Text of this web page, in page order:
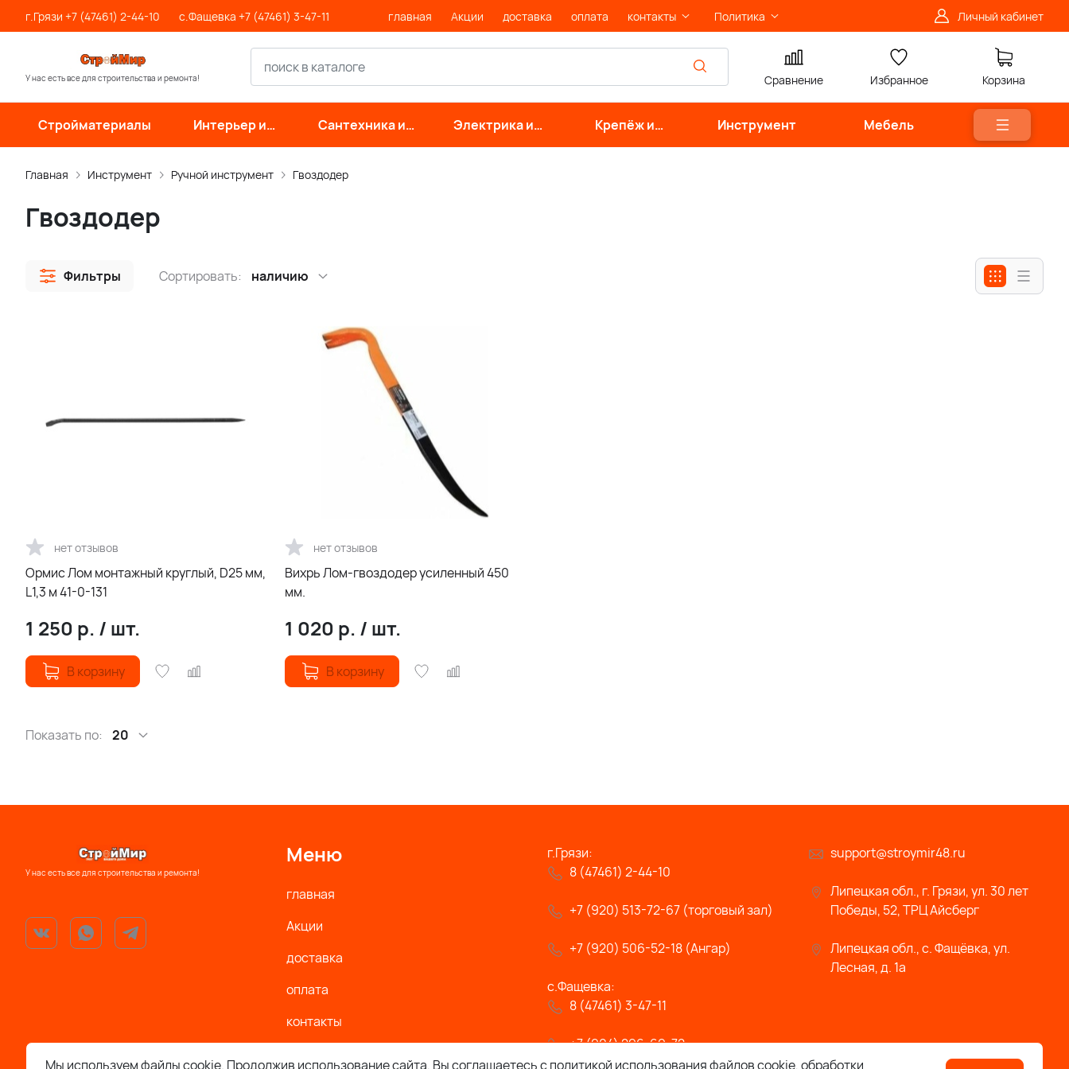
г.Грязи +7 (47461) 2-44-10 с.Фащевка +7 (47461) 3-47-11 главная Акции доставка оплата контакты Политика Личный кабинет
У нас есть все для строительства и ремонта! Сравнение Избранное Корзина
Стройматериалы
Интерьер и
отделка
Сантехника и
инженерные
Электрика и
свет
Крепёж и
фурнитура
Инструмент Мебель
Главная Инструмент Ручной инструмент Гвоздодер
Гвоздодер
Фильтры Сортировать: наличию
нет отзывов
Ормис Лом монтажный круглый, D25 мм,
L1,3 м 41-0-131
1 250 р. / шт.
В корзину
нет отзывов
Вихрь Лом-гвоздодер усиленный 450
мм.
1 020 р. / шт.
В корзину
Показать по: 20
У нас есть все для строительства и ремонта!
support@stroymir48.ru
Липецкая обл., г. Грязи, ул. 30 лет
Победы, 52, ТРЦ Айсберг
Липецкая обл., с. Фащёвка, ул.
Лесная, д. 1а
Меню
главная
Акции
доставка
оплата
контакты
г.Грязи:
8 (47461) 2-44-10
+7 (920) 513-72-67 (торговый зал)
+7 (920) 506-52-18 (Ангар)
с.Фащевка:
8 (47461) 3-47-11
+7 (904) 296-69-72
Мы используем файлы cookie. Продолжив использование сайта, Вы соглашаетесь с политикой использования файлов cookie, обработки